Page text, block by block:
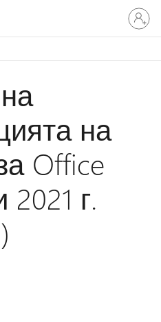
Влезте
във
вашия
на
Office
г.